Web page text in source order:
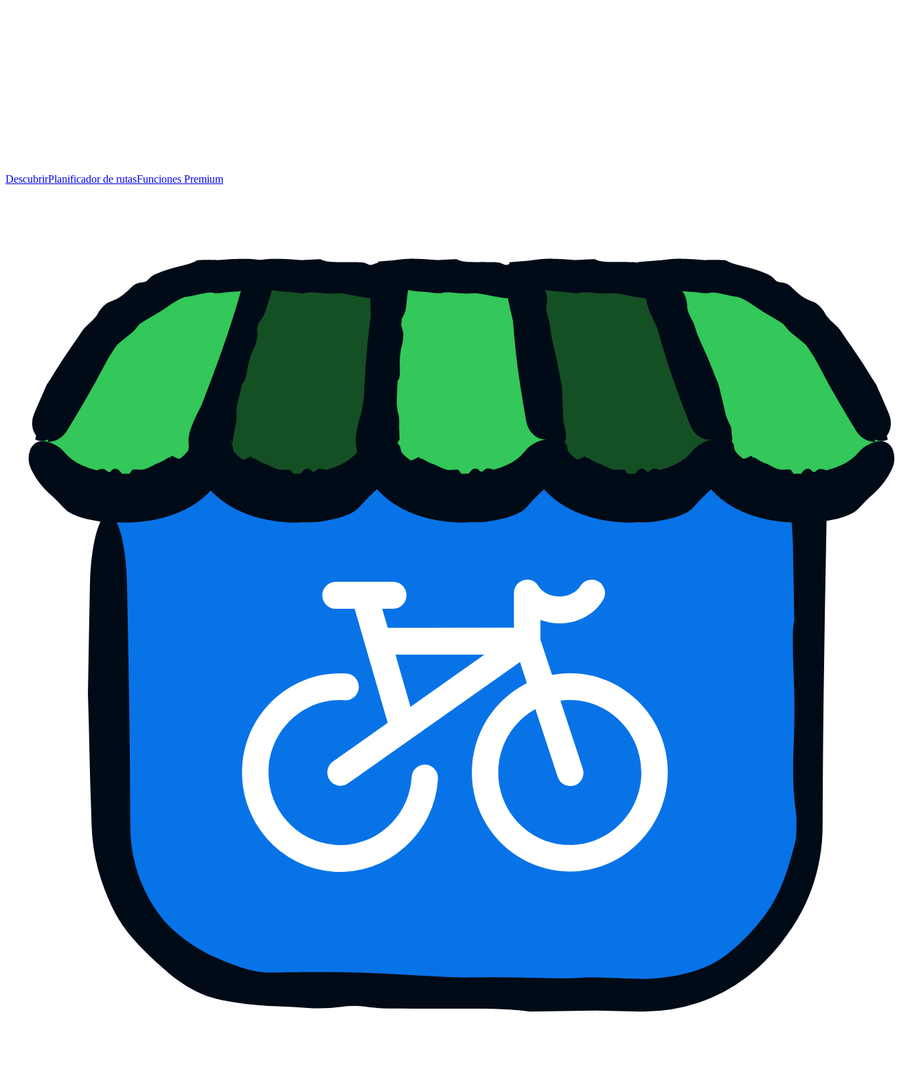
DescubrirPlanificador de rutasFunciones Premium